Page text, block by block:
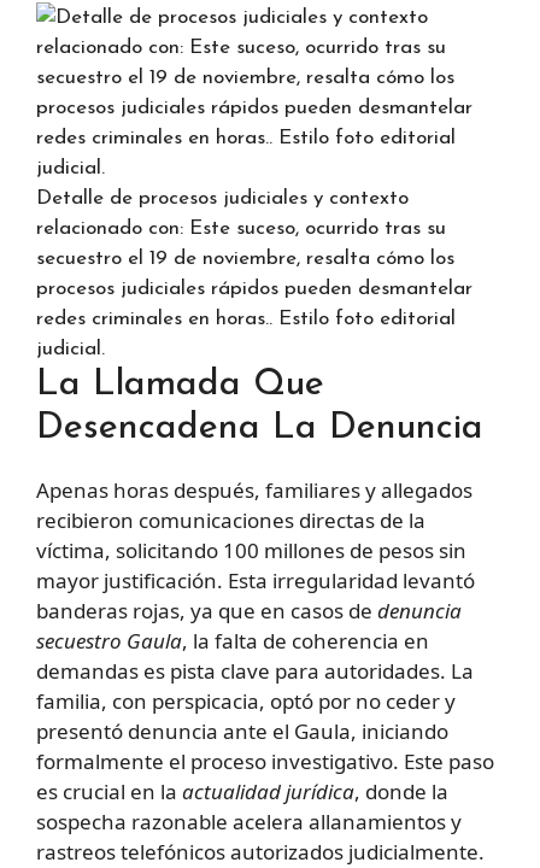
Detalle de procesos judiciales y contexto
relacionado con: Este suceso, ocurrido tras su
secuestro el 19 de noviembre, resalta cómo los
procesos judiciales rápidos pueden desmantelar
redes criminales en horas.. Estilo foto editorial
judicial.
La Llamada Que
Desencadena La Denuncia
Apenas horas después, familiares y allegados
recibieron comunicaciones directas de la
víctima, solicitando 100 millones de pesos sin
mayor justificación. Esta irregularidad levantó
banderas rojas, ya que en casos de denuncia
secuestro Gaula, la falta de coherencia en
demandas es pista clave para autoridades. La
familia, con perspicacia, optó por no ceder y
presentó denuncia ante el Gaula, iniciando
formalmente el proceso investigativo. Este paso
es crucial en la actualidad jurídica, donde la
sospecha razonable acelera allanamientos y
rastreos telefónicos autorizados judicialmente.